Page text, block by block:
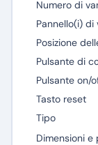
Numero di
Pannello(i)
Posizione
Pulsante di
Pulsante on/
Tasto reset
Tipo
Dimensioni e